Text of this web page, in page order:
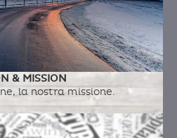
& MISSION
la nostra missione.